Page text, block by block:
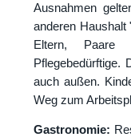
Ausnahmen
anderen Haushalt
Eltern, Paare
Pflegebedürftige.
auch außen.
Weg zum
Gastronomie: